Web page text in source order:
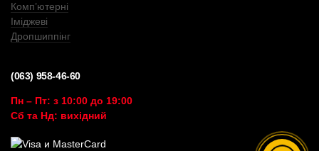
Комп’ютерні
Іміджеві
Дропшиппінг
(063) 958-46-60
Пн – Пт: з 10:00 до 19:00
Сб та Нд: вихідний